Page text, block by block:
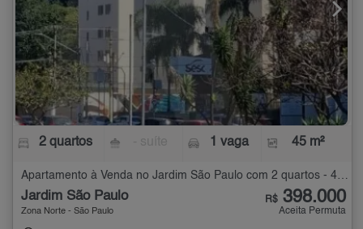
2 quartos 1 vaga 45 m²
Apartamento à Venda no Jardim São Paulo com 2 quartos - 45 m²
Jardim São Paulo
Zona Norte - São Paulo
R$ 398.000
Aceita Permuta